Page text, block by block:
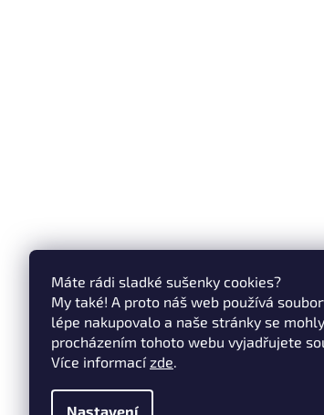
Máte rádi sladké sušenky cookies?
My také! A proto náš web používá
lépe nakupovalo a naše stránky se
procházením tohoto webu vyjadřujete
Více informacízde.
Nastavení